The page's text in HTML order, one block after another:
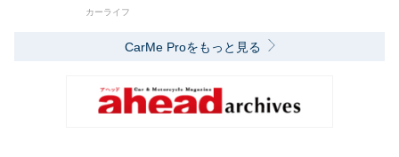
カーライフ
CarMe Proをもっと見る